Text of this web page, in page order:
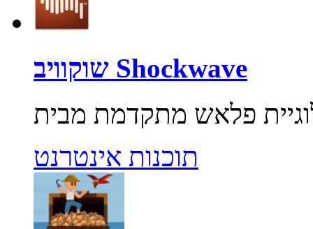
שוקוויב Shockwave
תוכנות אינטרנט